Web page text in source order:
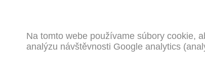
Na tomto webe používame súbory cookie,
analýzu návštěvnosti Google analytics